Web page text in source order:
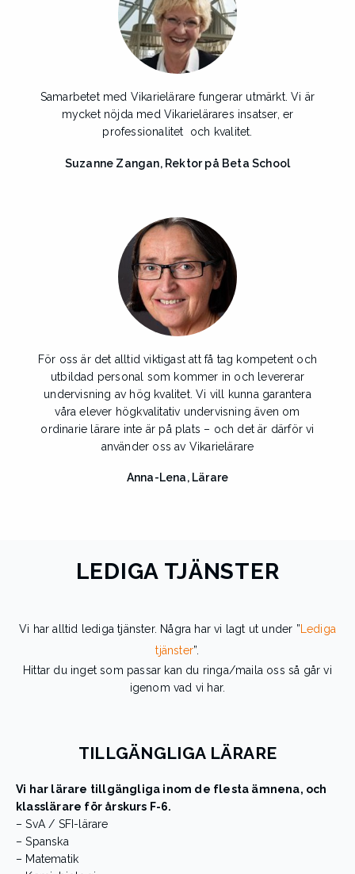
Samarbetet med Vikarielärare fungerar utmärkt. Vi är
mycket nöjda med Vikarielärares insatser, er
professionalitet och kvalitet.
Suzanne Zangan, Rektor på Beta School
För oss är det alltid viktigast att få tag kompetent och
utbildad personal som kommer in och levererar
undervisning av hög kvalitet. Vi vill kunna garantera
våra elever högkvalitativ undervisning även om
ordinarie lärare inte är på plats – och det är därför vi
använder oss av Vikarielärare
Anna-Lena, Lärare
LEDIGA TJÄNSTER
Vi har alltid lediga tjänster. Några har vi lagt ut under ” Lediga
tjänster”.
Hittar du inget som passar kan du ringa/maila oss så går vi
igenom vad vi har.
TILLGÄNGLIGA LÄRARE
Vi har lärare tillgängliga inom de flesta ämnena, och
klasslärare för årskurs F-6.
– SvA / SFI-lärare
– Spanska
– Matematik